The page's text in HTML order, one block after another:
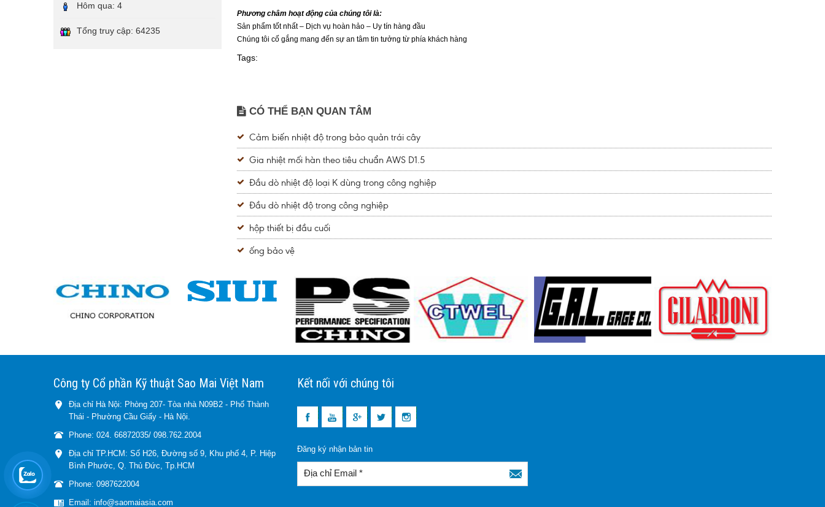
Hôm qua: 4
Tổng truy cập: 64235
Phương châm hoạt động của chúng tôi là:
Sản phẩm tốt nhất – Dịch vụ hoàn hảo – Uy tín hàng đầu
Chúng tôi cố gắng mang đến sự an tâm tin tưởng từ phía khách hàng
Tags:
CÓ THỂ BẠN QUAN TÂM
Cảm biến nhiệt độ trong bảo quản trái cây
Gia nhiệt mối hàn theo tiêu chuẩn AWS D1.5
Đầu dò nhiệt độ loại K dùng trong công nghiệp
Đầu dò nhiệt độ trong công nghiệp
hộp thiết bị đầu cuối
ống bảo vệ
Công ty Cổ phần Kỹ thuật Sao Mai Việt Nam
Địa chỉ Hà Nội: Phòng 207- Tòa nhà N09B2 - Phố Thành
Thái - Phường Cầu Giấy - Hà Nội.
Phone: 024. 66872035/ 098.762.2004
Địa chỉ TP.HCM: Số H26, Đường số 9, Khu phố 4, P. Hiệp
Bình Phước, Q. Thủ Đức, Tp.HCM
Phone: 0987622004
Email: info@saomaiasia.com
Kết nối với chúng tôi
Đăng ký nhận bản tin